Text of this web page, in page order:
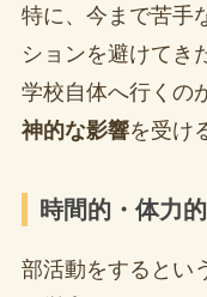
特に、今まで苦手
ションを避けてき
学校自体へ行くの
神的な影響を受け
時間的・体力
部活動をするとい